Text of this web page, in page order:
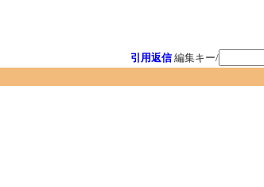
引用返信 編集キー/